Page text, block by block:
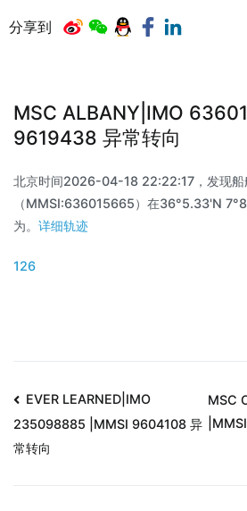
分享到
MSC ALBANY|IMO
9619438 异常转向
北京时间2026-04-18 22:22:17，发现
（MMSI:636015665）在36°5.33'N
为。 详细轨迹
126
EVER LEARNED|IMO
235098885 |MMSI 9604108 异
常转向
MSC